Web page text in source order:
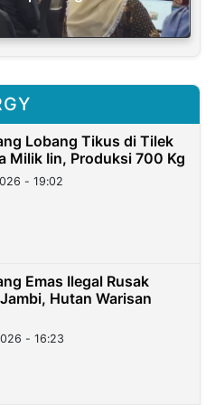
Lobang Tikus di Tilek
Milik Iin, Produksi 700 Kg
- 19:02
Emas Ilegal Rusak
Hutan Warisan
- 16:23